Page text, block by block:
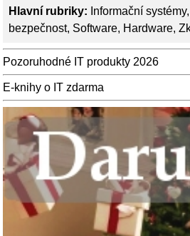
Hlavní rubriky: Informační systémy,
bezpečnost, Software, Hardware,
Pozoruhodné IT produkty 2026
E-knihy o IT zdarma